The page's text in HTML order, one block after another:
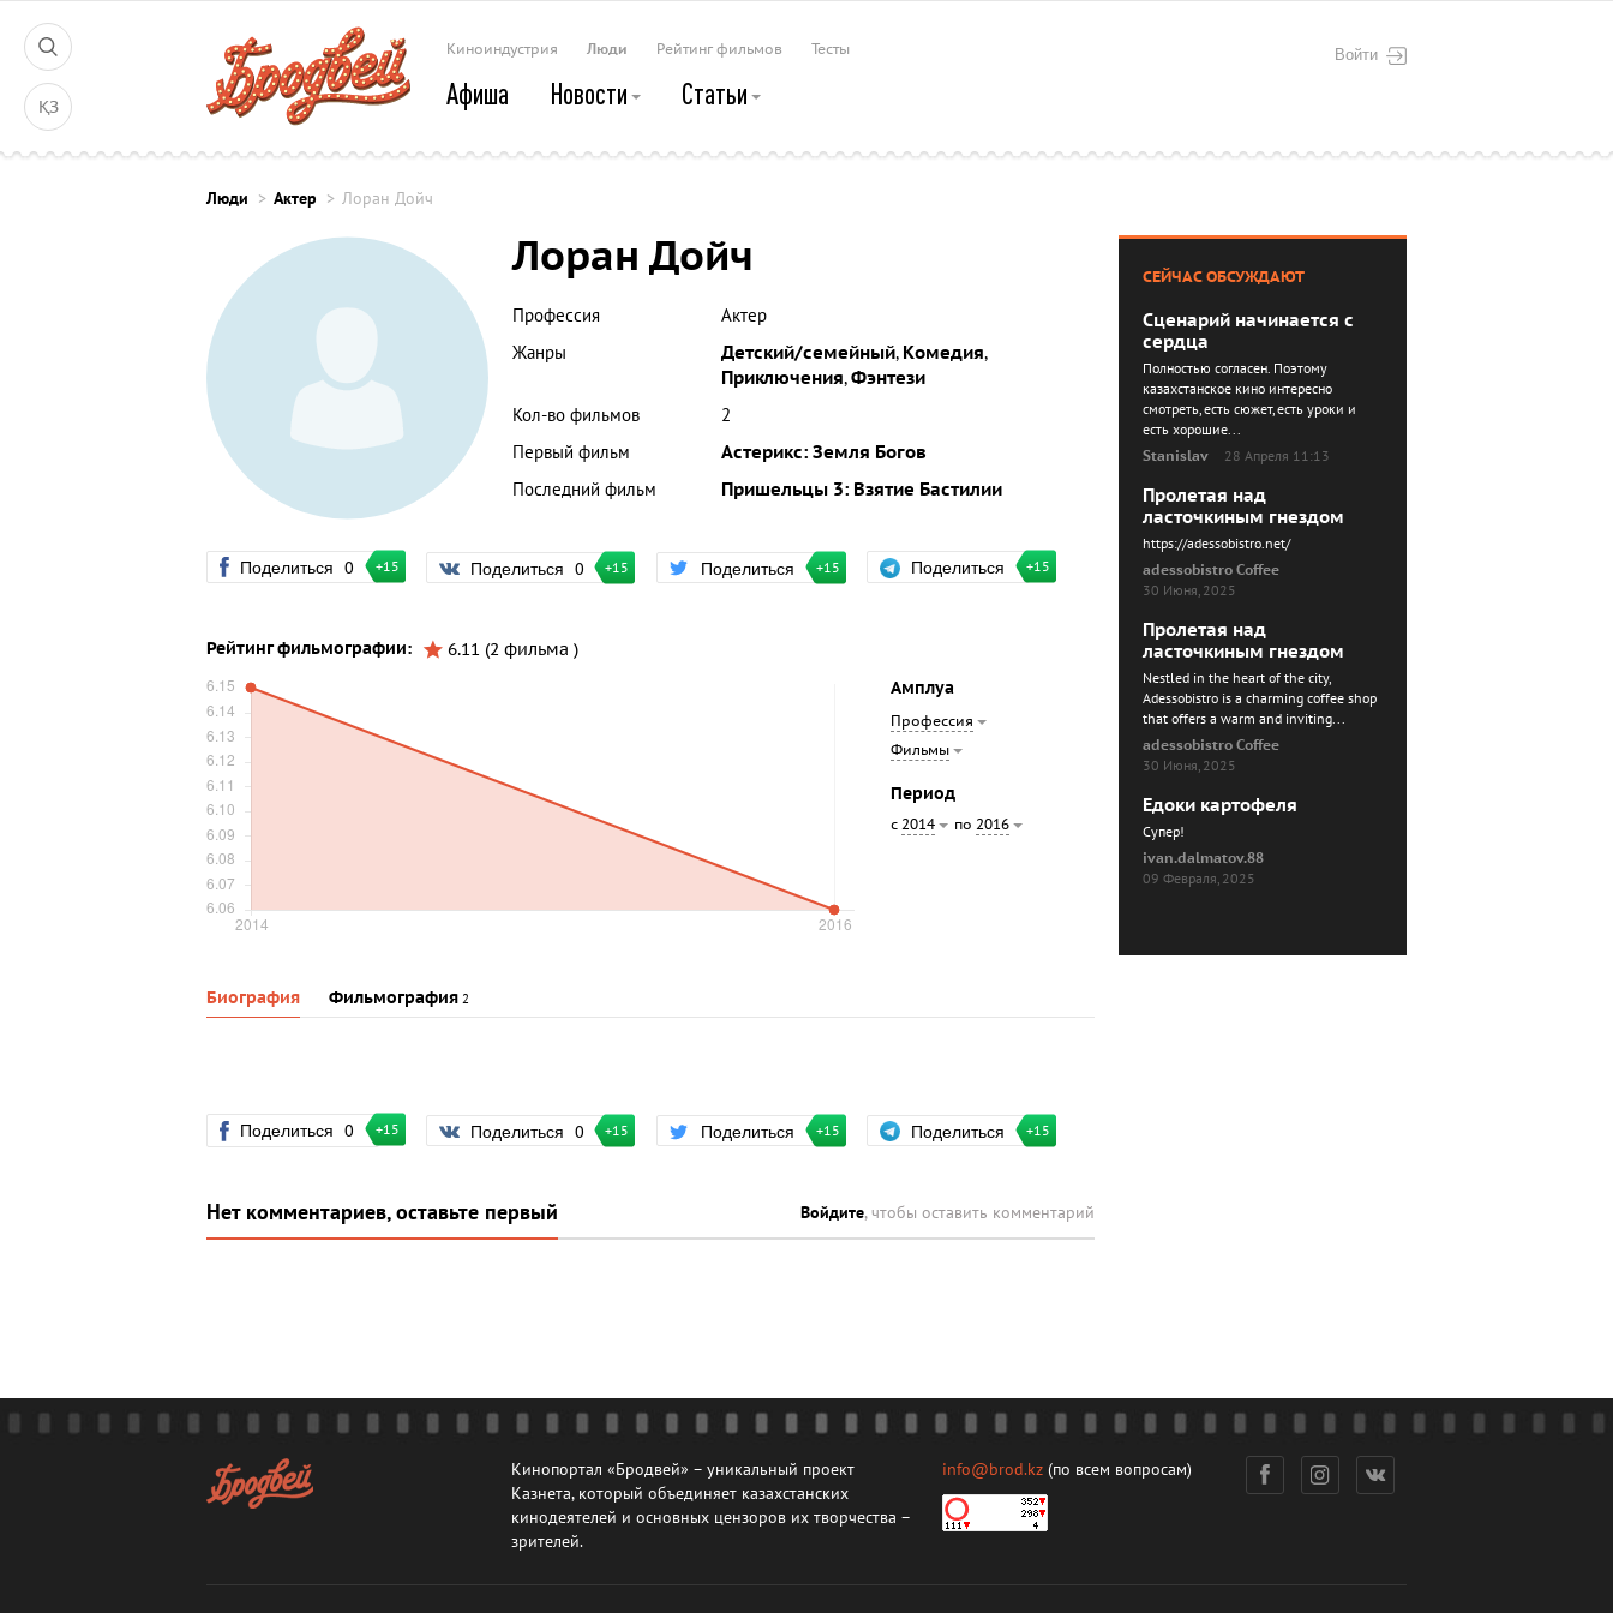
ҚЗ
Войти
Киноиндустрия Люди Рейтинг фильмов Тесты
Афиша Новости Статьи
Люди Актер Лоран Дойч
Лоран Дойч
Профессия
Актер
Жанры
Детский/семейный, Комедия,
Приключения,Фэнтези
Кол-во фильмов
2
Первый фильм
Астерикс: Земля Богов
Последний фильм
Пришельцы 3: Взятие Бастилии
Поделиться 0 +15 Поделиться 0 +15 Поделиться +15 Поделиться +15
Рейтинг фильмографии:
6.11 (2 фильма )
Амплуа
Профессия
Фильмы
Период
с 2014 по 2016
Биография Фильмография 2
Поделиться 0 +15 Поделиться 0 +15 Поделиться +15 Поделиться +15
Нет комментариев, оставьте первый Войдите, чтобы оставить комментарий
СЕЙЧАС ОБСУЖДАЮТ
Сценарий начинается с
сердца
Полностью согласен. Поэтому
казахстанское кино интересно
смотреть, есть сюжет, есть уроки и
есть хорошие...
Stanislav
28 Апреля 11:13
Пролетая над
ласточкиным гнездом
https://adessobistro.net/
adessobistro Coffee
30 Июня, 2025
Пролетая над
ласточкиным гнездом
Nestled in the heart of the city,
Adessobistro is a charming coffee shop
that offers a warm and inviting...
adessobistro Coffee
30 Июня, 2025
Едоки картофеля
Cупер!
ivan.dalmatov.88
09 Февраля, 2025
Кинопортал «Бродвей» – уникальный проект
Казнета, который объединяет казахстанских
кинодеятелей и основных цензоров их творчества –
зрителей.
info@brod.kz (по всем вопросам)